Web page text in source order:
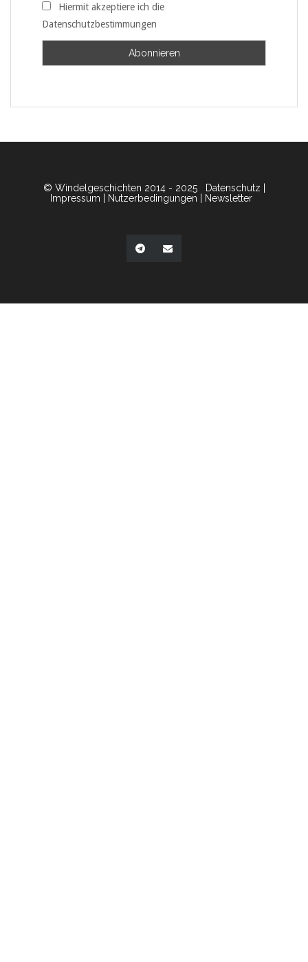
Hiermit akzeptiere ich die
Datenschutzbestimmungen
© Windelgeschichten 2014 - 2025 Datenschutz
Impressum
Nutzerbedingungen Newsletter